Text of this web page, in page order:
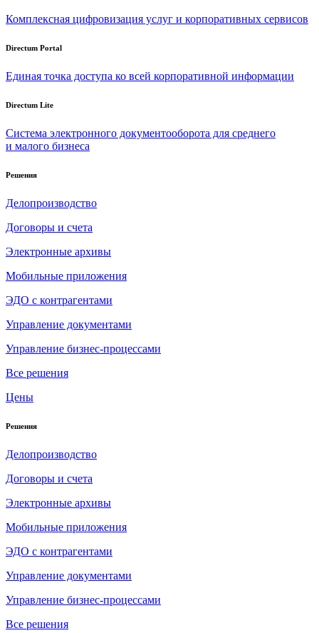
Комплексная цифровизация услуг и корпоративных сервисов
Directum Portal
Единая точка доступа ко всей корпоративной информации
Directum Lite
Система электронного документооборота для среднего
и малого бизнеса
Решения
Делопроизводство
Договоры и счета
Электронные архивы
Мобильные приложения
ЭДО с контрагентами
Управление документами
Управление бизнес-процессами
Все решения
Цены
Решения
Делопроизводство
Договоры и счета
Электронные архивы
Мобильные приложения
ЭДО с контрагентами
Управление документами
Управление бизнес-процессами
Все решения